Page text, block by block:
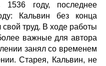
году, последнее
Кальвин без конца
труд. В ходе работы
важные для автора
занял со временем
Старея, Кальвин, не